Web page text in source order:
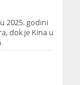
2025. godini
dok je Kina u